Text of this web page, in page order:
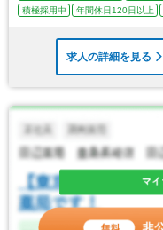
積極採用中
年間休日120日以上
求人の詳細を見る